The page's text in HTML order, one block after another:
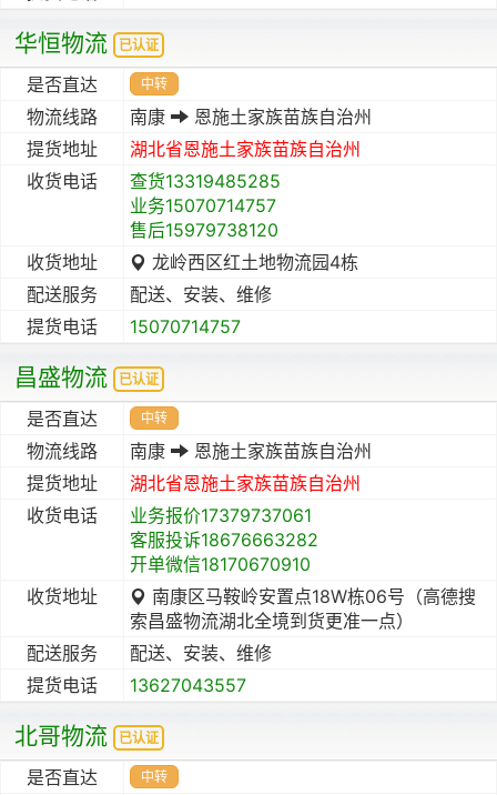
华恒物流 已认证
是否直达 中转
物流线路 南康
恩施土家族苗族自治州
提货地址
湖北省恩施土家族苗族自治州
收货电话
查货13319485285
业务15070714757
售后15979738120
收货地址
龙岭西区红土地物流园4栋
配送服务
配送、安装、维修
提货电话
15070714757
昌盛物流 已认证
是否直达 中转
物流线路 南康
恩施土家族苗族自治州
提货地址
湖北省恩施土家族苗族自治州
收货电话
业务报价17379737061
客服投诉18676663282
开单微信18170670910
收货地址
南康区马鞍岭安置点18W栋06号（高德搜
索昌盛物流湖北全境到货更准一点）
配送服务
配送、安装、维修
提货电话
13627043557
北哥物流 已认证
是否直达 中转